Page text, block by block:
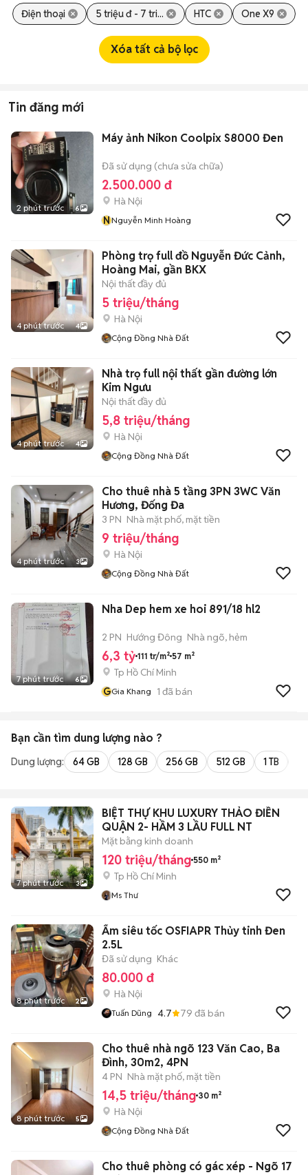
Điện thoại 5 triệu đ - 7 tri... HTC One X9
Xóa tất cả bộ lọc
Tin đăng mới
2 phút trước 6
Máy ảnh Nikon Coolpix S8000 Đen
Đã sử dụng (chưa sửa chữa)
2.500.000 đ
Hà Nội
NNguyễn Minh Hoàng
4 phút trước 4
Phòng trọ full đồ Nguyễn Đức Cảnh,
Hoàng Mai, gần BKX
Nội thất đầy đủ
5 triệu/tháng
Hà Nội
Cộng Đồng Nhà Đất
4 phút trước 4
Nhà trọ full nội thất gần đường lớn
Kim Ngưu
Nội thất đầy đủ
5,8 triệu/tháng
Hà Nội
Cộng Đồng Nhà Đất
4 phút trước 3
Cho thuê nhà 5 tầng 3PN 3WC Văn
Hương, Đống Đa
3 PN Nhà mặt phố, mặt tiền
9 triệu/tháng
Hà Nội
Cộng Đồng Nhà Đất
7 phút trước 6
Nha Dep hem xe hoi 891/18 hl2
2 PN Hướng Đông Nhà ngõ, hẻm
6,3 tỷ 111 tr/m² 57 m²
Tp Hồ Chí Minh
GGia Khang 1 đã bán
Bạn cần tìm dung lượng nào ?
Dung lượng: 64 GB 128 GB 256 GB 512 GB 1 TB
7 phút trước 3
BIỆT THỰ KHU LUXURY THẢO ĐIỀN
QUẬN 2- HẦM 3 LẦU FULL NT
Mặt bằng kinh doanh
120 triệu/tháng 550 m²
Tp Hồ Chí Minh
Ms Thư
8 phút trước 2
Ấm siêu tốc OSFIAPR Thủy tinh Đen
2.5L
Đã sử dụng Khác
80.000 đ
Hà Nội
Tuấn Dũng 4.7 79 đã bán
8 phút trước 5
Cho thuê nhà ngõ 123 Văn Cao, Ba
Đình, 30m2, 4PN
4 PN Nhà mặt phố, mặt tiền
14,5 triệu/tháng 30 m²
Hà Nội
Cộng Đồng Nhà Đất
Cho thuê phòng có gác xép - Ngõ 17